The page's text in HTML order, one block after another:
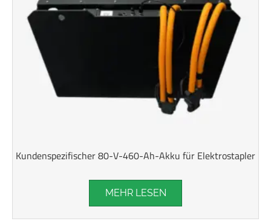
Kundenspezifischer 80-V-460-Ah-Akku für Elektrostapler
MEHR LESEN